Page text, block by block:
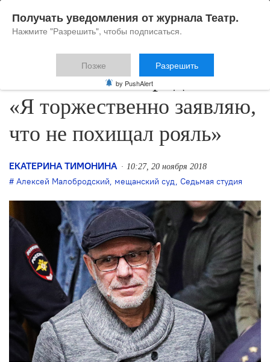
Алексей Малобродский:
«Я торжественно заявляю,
что не похищал рояль»
ЕКАТЕРИНА ТИМОНИНА 10:27, 20 ноября 2018
Алексей Малобродский, мещанский суд, Седьмая студия
Получать уведомления от журнала Театр.
Нажмите "Разрешить", чтобы подписаться.
Позже Разрешить
by PushAlert